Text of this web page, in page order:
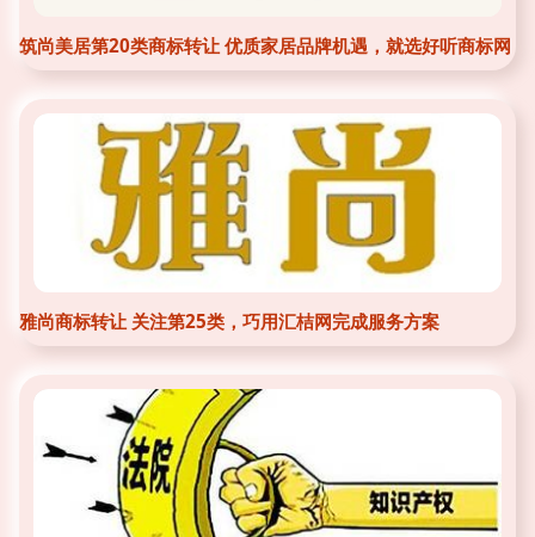
筑尚美居第20类商标转让 优质家居品牌机遇，就选好听商标网
雅尚商标转让 关注第25类，巧用汇桔网完成服务方案